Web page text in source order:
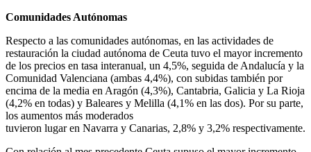
Comunidades Autónomas
Respecto a las comunidades autónomas, en las actividades de
restauración la ciudad autónoma de Ceuta tuvo el mayor incremento
de los precios en tasa interanual, un 4,5%, seguida de Andalucía y la
Comunidad Valenciana (ambas 4,4%), con subidas también por
encima de la media en Aragón (4,3%), Cantabria, Galicia y La Rioja
(4,2% en todas) y Baleares y Melilla (4,1% en las dos). Por su parte,
los aumentos más moderados
tuvieron lugar en Navarra y Canarias, 2,8% y 3,2% respectivamente.